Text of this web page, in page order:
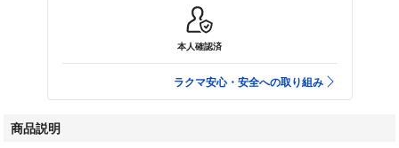
本人確認済
ラクマ安心・安全への取り組み
商品説明